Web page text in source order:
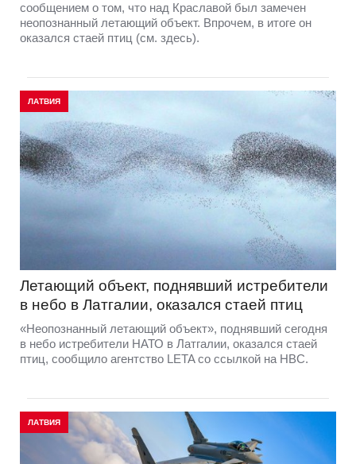
сообщением о том, что над Краславой был замечен
неопознанный летающий объект. Впрочем, в итоге он
оказался стаей птиц (см. здесь).
ЛАТВИЯ
Летающий объект, поднявший истребители
в небо в Латгалии, оказался стаей птиц
«Неопознанный летающий объект», поднявший сегодня
в небо истребители НАТО в Латгалии, оказался стаей
птиц, сообщило агентство LETA со ссылкой на НВС.
ЛАТВИЯ